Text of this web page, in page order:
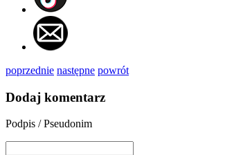
poprzednie następne powrót
Dodaj komentarz
Podpis / Pseudonim